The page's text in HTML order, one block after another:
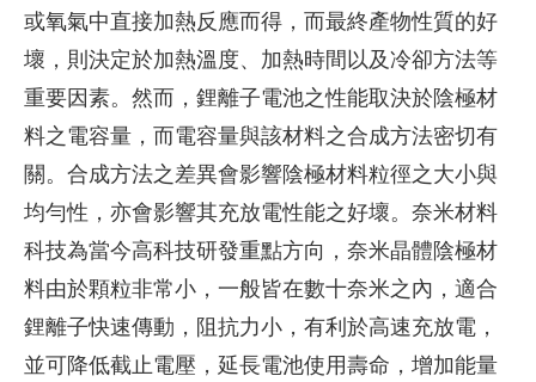
或氧氣中直接加熱反應而得，而最終產物性質的好
壞，則決定於加熱溫度、加熱時間以及冷卻方法等
重要因素。然而，鋰離子電池之性能取決於陰極材
料之電容量，而電容量與該材料之合成方法密切有
關。合成方法之差異會影響陰極材料粒徑之大小與
均勻性，亦會影響其充放電性能之好壞。奈米材料
科技為當今高科技研發重點方向，奈米晶體陰極材
料由於顆粒非常小，一般皆在數十奈米之內，適合
鋰離子快速傳動，阻抗力小，有利於高速充放電，
並可降低截止電壓，延長電池使用壽命，增加能量